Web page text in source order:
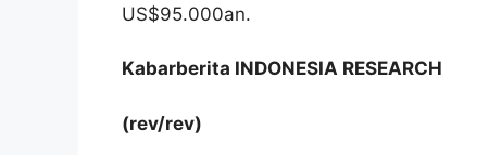
US$95.000an.
Kabarberita INDONESIA RESEARCH
(rev/rev)